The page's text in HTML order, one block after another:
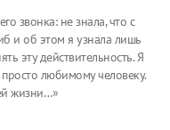
звонка: не знала, что с
и об этом я узнала лишь
эту действительность. Я
любимому человеку.
жизни…»